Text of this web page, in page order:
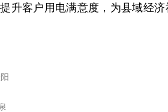
升客户用电满意度，为县域经